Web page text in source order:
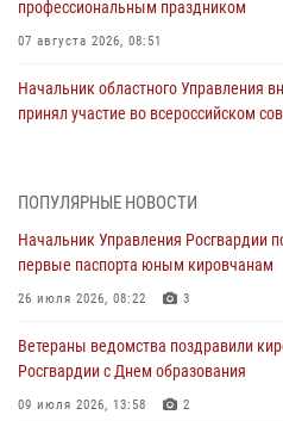
профессиональным праздником
07 августа 2026, 08:51
Начальник областного Управления
принял участие во всероссийском
инструмента
07 августа 2026, 08:39
хулиганстве
06 августа 2026, 07:00
ПОПУЛЯРНЫЕ НОВОСТИ
Начальник Управления Росгвардии
первые паспорта юным кировчанам
26 июля 2026, 08:22 3
Ветераны ведомства поздравили
Росгвардии с Днем образования
09 июля 2026, 13:58 2